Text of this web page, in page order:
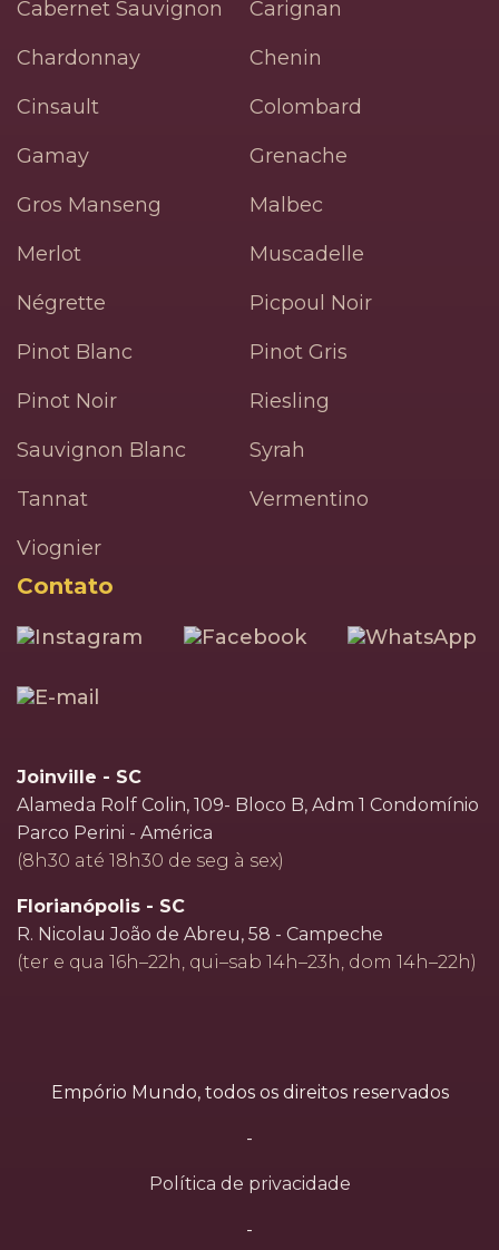
Cabernet Sauvignon
Carignan
Chardonnay
Chenin
Cinsault
Colombard
Gamay
Grenache
Gros Manseng
Malbec
Merlot
Muscadelle
Négrette
Picpoul Noir
Pinot Blanc
Pinot Gris
Pinot Noir
Riesling
Sauvignon Blanc
Syrah
Tannat
Vermentino
Viognier
Contato
Joinville - SC
Alameda Rolf Colin, 109- Bloco B, Adm 1 Condomínio
Parco Perini - América
(8h30 até 18h30 de seg à sex)
Florianópolis - SC
R. Nicolau João de Abreu, 58 - Campeche
(ter e qua 16h–22h, qui–sab 14h–23h, dom 14h–22h)
Empório Mundo, todos os direitos reservados
-
Política de privacidade
-